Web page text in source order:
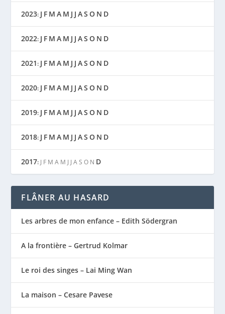
2023: J F M A M J J AS O N D
2022: J F M A M J J AS O N D
2021: J F M A M J J AS O N D
2020: J F M A M J J AS O N D
2019: J F M A M J J AS O N D
2018: J F M A M J J AS O N D
2017: J F M A M J J A S O N D
FLÂNER AU HASARD
Les arbres de mon enfance – Edith Södergran
A la frontière – Gertrud Kolmar
Le roi des singes – Lai Ming Wan
La maison – Cesare Pavese